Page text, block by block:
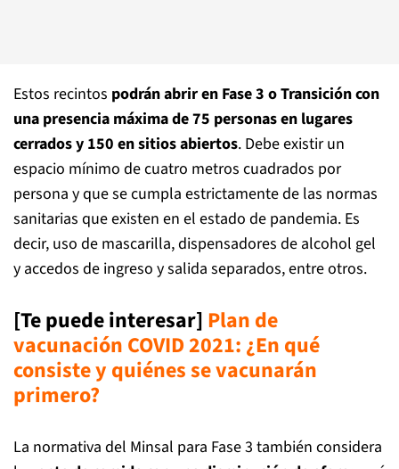
Estos recintos podrán abrir en Fase 3 o Transición con
una presencia máxima de 75 personas en lugares
cerrados y 150 en sitios abiertos. Debe existir un
espacio mínimo de cuatro metros cuadrados por
persona y que se cumpla estrictamente de las normas
sanitarias que existen en el estado de pandemia. Es
decir, uso de mascarilla, dispensadores de alcohol gel
y accedos de ingreso y salida separados, entre otros.
[Te puede interesar] Plan de
vacunación COVID 2021: ¿En qué
consiste y quiénes se vacunarán
primero?
La normativa del Minsal para Fase 3 también considera